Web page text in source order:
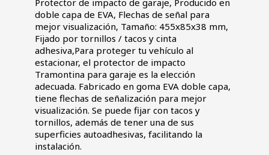
Protector de impacto de garaje, Producido en
doble capa de EVA, Flechas de señal para
mejor visualización, Tamaño: 455x85x38 mm,
Fijado por tornillos / tacos y cinta
adhesiva,Para proteger tu vehículo al
estacionar, el protector de impacto
Tramontina para garaje es la elección
adecuada. Fabricado en goma EVA doble capa,
tiene flechas de señalización para mejor
visualización. Se puede fijar con tacos y
tornillos, además de tener una de sus
superficies autoadhesivas, facilitando la
instalación.